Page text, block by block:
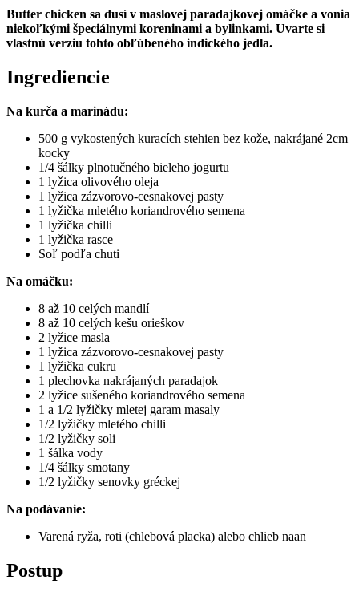
Butter chicken sa dusí v maslovej paradajkovej omáčke a vonia
niekoľkými špeciálnymi koreninami a bylinkami. Uvarte si
vlastnú verziu tohto obľúbeného indického jedla.
Ingrediencie
Na kurča a marinádu:
500 g vykostených kuracích stehien bez kože, nakrájané 2cm
kocky
1/4 šálky plnotučného bieleho jogurtu
1 lyžica olivového oleja
1 lyžica zázvorovo-cesnakovej pasty
1 lyžička mletého koriandrového semena
1 lyžička chilli
1 lyžička rasce
Soľ podľa chuti
Na omáčku:
8 až 10 celých mandlí
8 až 10 celých kešu orieškov
2 lyžice masla
1 lyžica zázvorovo-cesnakovej pasty
1 lyžička cukru
1 plechovka nakrájaných paradajok
2 lyžice sušeného koriandrového semena
1 a 1/2 lyžičky mletej garam masaly
1/2 lyžičky mletého chilli
1/2 lyžičky soli
1 šálka vody
1/4 šálky smotany
1/2 lyžičky senovky gréckej
Na podávanie:
Varená ryža, roti (chlebová placka) alebo chlieb naan
Postup